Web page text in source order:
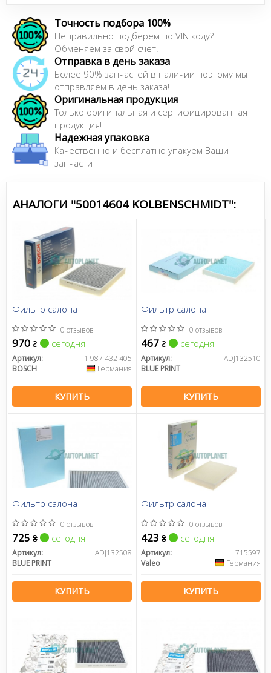
Сайт: www.kspg-ag.de
Точность подбора 100%
Неправильно подберем по VIN коду?
Обменяем за свой счет!
Отправка в день заказа
Более 90% запчастей в наличии поэтому мы
отправляем в день заказа!
Оригинальная продукция
Только оригинальная и сертифицированная
продукция!
Надежная упаковка
Качественно и бесплатно упакуем Ваши
запчасти
АНАЛОГИ "50014604 KOLBENSCHMIDT":
Фильтр салона
0 отзывов
970 ₴ сегодня
Артикул:
1 987 432 405
BOSCH
Германия
КУПИТЬ
Фильтр салона
0 отзывов
467 ₴ сегодня
Артикул:
ADJ132510
BLUE PRINT
КУПИТЬ
Фильтр салона
0 отзывов
725 ₴ сегодня
Артикул:
ADJ132508
BLUE PRINT
КУПИТЬ
Фильтр салона
0 отзывов
423 ₴ сегодня
Артикул:
715597
Valeo
Германия
КУПИТЬ